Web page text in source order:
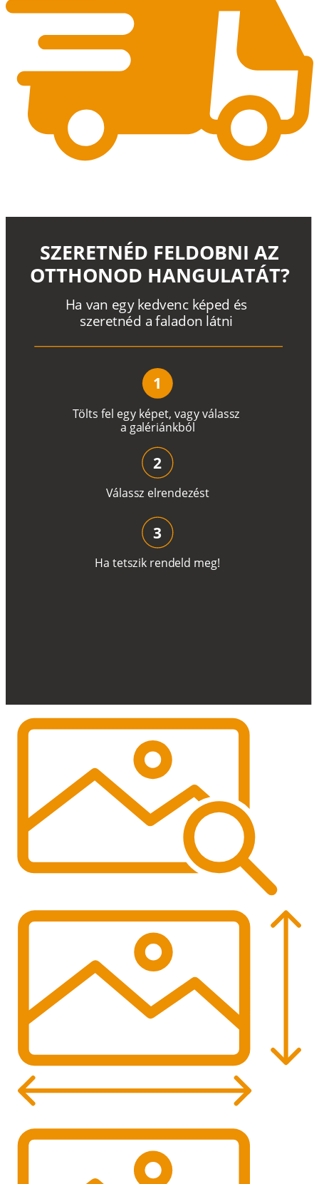
Tölts fel egy képet, vagyválassz
a galériánkból
Ha van egy kedvenc képed és
szeretnéd a faladon látni
SZERETNÉD FELDOBNI AZ
OTTHONOD HANGULATÁT?
1
Válassz elrendezést
2
Ha tetszik rendeld meg!
3